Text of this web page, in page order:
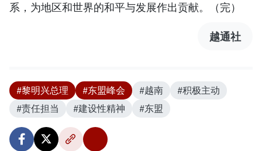
系，为地区和世界的和平与发展作出贡献。（完）
越通社
#黎明兴总理 #东盟峰会 #越南
#积极主动
#责任担当
#建设性精神 #东盟